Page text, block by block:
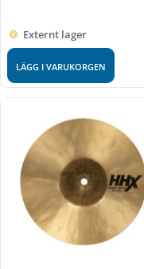
Externt lager
LÄGG I VARUKORGEN